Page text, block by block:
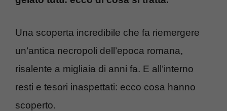
Una scoperta incredibile che fa riemergere
un’antica necropoli dell’epoca romana,
risalente a migliaia di anni fa. E all’interno
resti e tesori inaspettati: ecco cosa hanno
scoperto.